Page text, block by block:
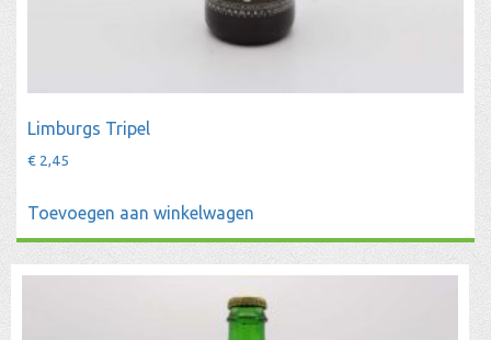
Limburgs Tripel
€ 2,45
Toevoegen aan winkelwagen